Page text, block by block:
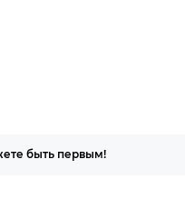
быть первым!